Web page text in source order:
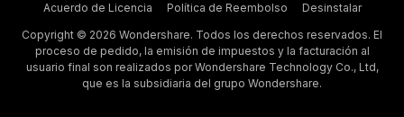
Acuerdo de Licencia
Política de Reembolso
Desinstalar
Copyright © 2026 Wondershare. Todos los derechos reservados. El
proceso de pedido, la emisión de impuestos y la facturación al
usuario final son realizados por Wondershare Technology Co., Ltd,
que es la subsidiaria del grupo Wondershare.